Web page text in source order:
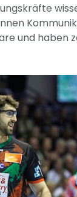
und haben